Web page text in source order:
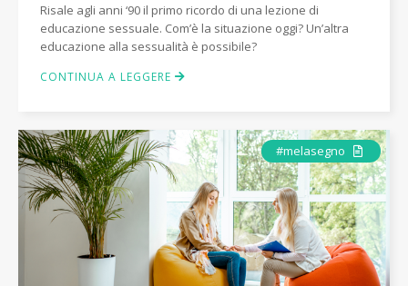
Risale agli anni ‘90 il primo ricordo di una lezione di
educazione sessuale. Com’è la situazione oggi? Un’altra
educazione alla sessualità è possibile?
CONTINUA A LEGGERE
#melasegno Articolo